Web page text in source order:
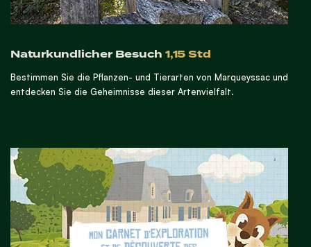
Naturkundlicher Besuch1,15 Std
Bestimmen Sie die Pflanzen- und Tierarten von Marqueyssac und
entdecken Sie die Geheimnisse dieser Artenvielfalt.